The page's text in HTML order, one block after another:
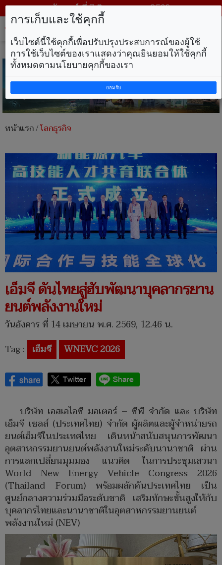
วันศุกร์ ที่ 7 สิงหาคม พ.ศ. 2569
หน้าแรก/โลกธุรกิจ
เอ็มจี ดันไทยสู่ฮับพัฒนาบุคลากรยาน
ยนต์พลังงานใหม่
วันอังคาร ที่ 14 เมษายน พ.ศ. 2569, 12.46 น.
Tag : เอ็มจี WNEVC 2026
บริษัท เอสเอไอซี มอเตอร์ – ซีพี จำกัด และ บริษัท
เอ็มจี เซลส์ (ประเทศไทย) จำกัด ผู้ผลิตและผู้จำหน่ายรถ
ยนต์เอ็มจีในประเทศไทย เดินหน้าสนับสนุนการพัฒนา
อุตสาหกรรมยานยนต์พลังงานใหม่ระดับนานาชาติ ผ่าน
การแลกเปลี่ยนมุมมอง แนวคิด ในการประชุมเสวนา
World New Energy Vehicle Congress 2026
(Thailand Forum) พร้อมผลักดันประเทศไทย เป็น
ศูนย์กลางความร่วมมือระดับชาติ เสริมทักษะขั้นสูงให้กับ
บุคลากรไทยและนานาชาติในอุตสาหกรรมยานยนต์
พลังงานใหม่ (NEV)
การเก็บและใช้คุกกี้
เว็บไซต์นี้ใช้คุกกี้เพื่อปรับปรุงประสบการณ์ของผู้ใช้
การใช้เว็บไซต์ของเราแสดงว่าคุณยินยอมให้ใช้คุกกี้
ทั้งหมดตามนโยบายคุกกี้ของเรา
ยอมรับ